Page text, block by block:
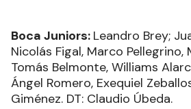
Boca Juniors: Leandro Brey;
Nicolás Figal, Marco Pellegrino,
Tomás Belmonte, Williams
Ángel Romero, Exequiel
Giménez. DT: Claudio Úbeda.